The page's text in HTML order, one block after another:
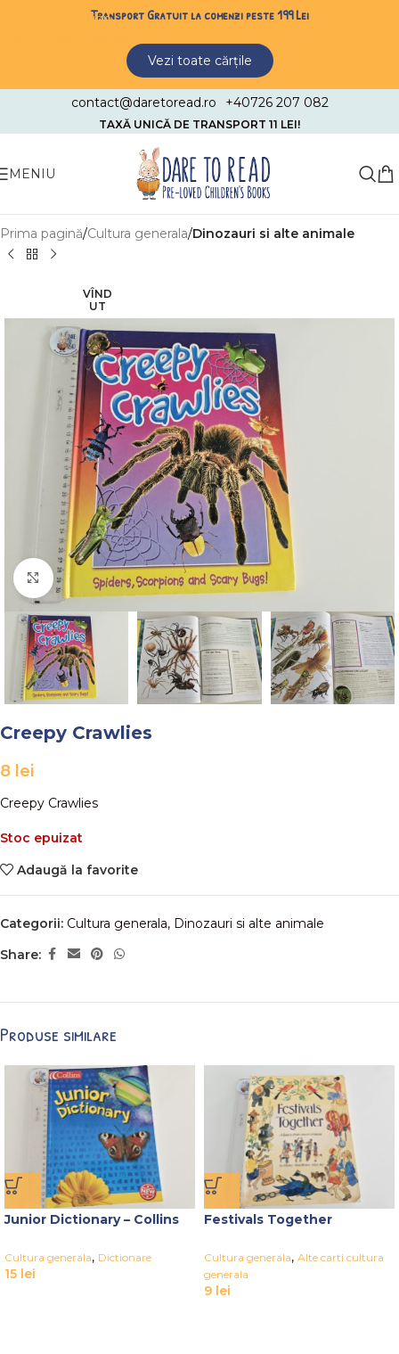
Skip to navigationTransport Gratuit la comenzi peste 199 Lei
Vezi toate cărțile
contact@daretoread.ro +40726 207 082
TAXĂ UNICĂ DE TRANSPORT 11 LEI!
MENIU
Prima pagină Cultura generala Dinozauri si alte animale
VÎND
UT
Faceți click pentru a mări
Creepy Crawlies
8 lei
Creepy Crawlies
Stoc epuizat
Adaugă la favorite
Categorii: Cultura generala, Dinozauri si alte animale
Share:
Produse similare
Junior Dictionary – Collins
Cultura generala, Dictionare
15 lei
Festivals Together
Cultura generala, Alte carti cultura
generala
9 lei